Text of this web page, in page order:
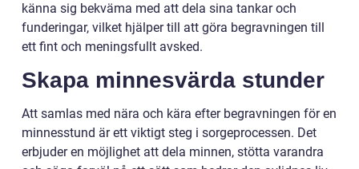
känna sig bekväma med att dela sina tankar och
funderingar, vilket hjälper till att göra begravningen till
ett fint och meningsfullt avsked.
Skapa minnesvärda stunder
Att samlas med nära och kära efter begravningen för en
minnesstund är ett viktigt steg i sorgeprocessen. Det
erbjuder en möjlighet att dela minnen, stötta varandra